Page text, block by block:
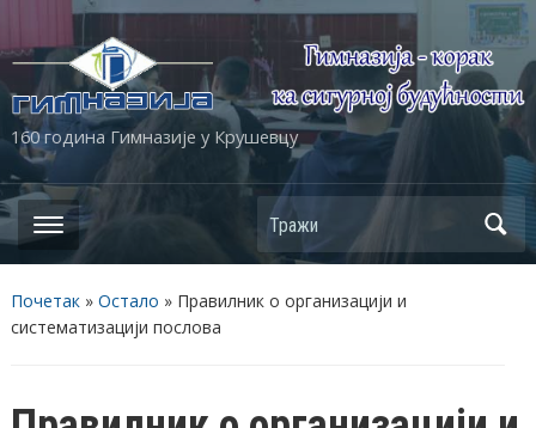
160 година Гимназије у Крушевцу
Почетак» Остало » Правилник о организацији и
систематизацији послова